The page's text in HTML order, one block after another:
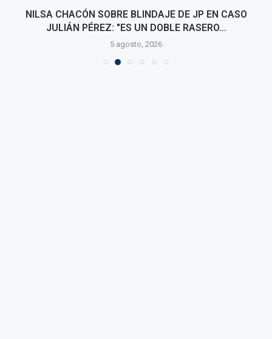
NILSA CHACÓN SOBRE BLINDAJE DE JP EN CASO
JULIÁN PÉREZ: "ES UN DOBLE RASERO...
5 agosto, 2026